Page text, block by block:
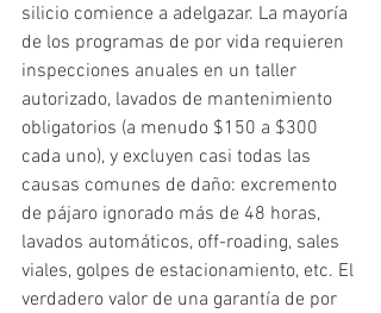
silicio comience a adelgazar. La mayoría
de los programas de por vida requieren
inspecciones anuales en un taller
autorizado, lavados de mantenimiento
obligatorios (a menudo $150 a $300
cada uno), y excluyen casi todas las
causas comunes de daño: excremento
de pájaro ignorado más de 48 horas,
lavados automáticos, off-roading, sales
viales, golpes de estacionamiento, etc. El
verdadero valor de una garantía de por